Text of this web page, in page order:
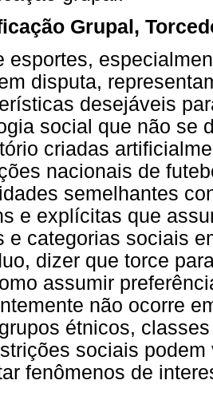
Grupal,
esportes,
disputa,
desejáveis
social que não se
criadas
nacionais de
semelhantes
e explícitas que
e categorias sociais
dizer que torce
assumir
não ocorre
étnicos,
sociais
fenômenos de